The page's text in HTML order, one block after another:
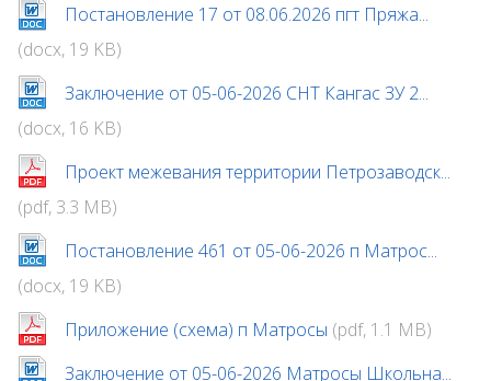
Постановление 17 от 08.06.2026 пгт Пряжа...
(docx, 19 KB)
Заключение от 05-06-2026 СНТ Кангас ЗУ 2...
(docx, 16 KB)
Проект межевания территории Петрозаводск...
(pdf, 3.3 MB)
Постановление 461 от 05-06-2026 п Матрос...
(docx, 19 KB)
Приложение (схема) п Матросы (pdf, 1.1 MB)
Заключение от 05-06-2026 Матросы Школьна...